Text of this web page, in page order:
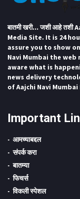
बातमी खरी... जशी आहे
Media Site. It is 24
assure you to show
Navi Mumbai the web
aware what is
news delivery
of Aajchi Navi Mumbai
Important
आमच्याबद्दल
संपर्क करा
बातम्या
फिचर्स
विकली स्पेशल